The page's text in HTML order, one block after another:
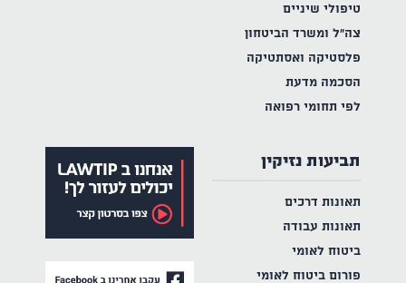
טיפולי שיניים
צה"ל ומשרד הביטחון
פלסטיקה ואסתטיקה
הסכמה מדעת
לפי תחומי רפואה
תביעות נזיקין
תאונות דרכים
תאונות עבודה
ביטוח לאומי
פורום ביטוח לאומי